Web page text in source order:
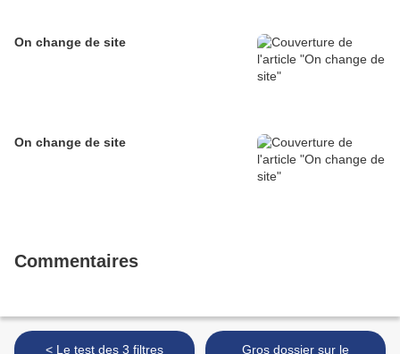
On change de site
On change de site
Commentaires
< Le test des 3 filtres
Gros dossier sur le